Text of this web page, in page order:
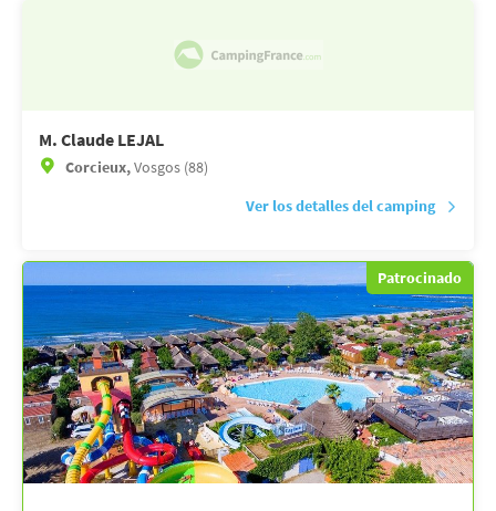
M. Claude LEJAL
Corcieux,Vosgos (88)
Ver los detalles del camping
Patrocinado